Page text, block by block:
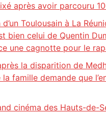
après avoir parcouru
Toulousain à La
bien celui de Quentin
une cagnotte pour le
la disparition de
la famille demande que
cinéma des Hauts-de-